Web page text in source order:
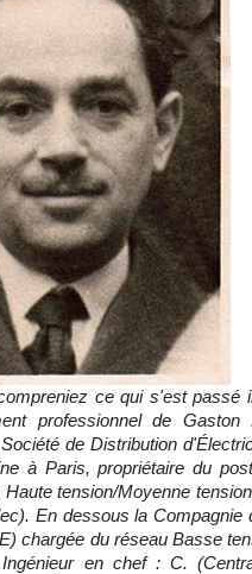
ce qui s'est passé
professionnel de
de Distribution
à Paris, propriétaire du
tension/Moyenne
En dessous la Compagnie
chargée du réseau Basse
en chef : C.